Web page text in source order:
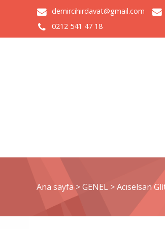
demircihirdavat@gmail.com
0212 541 47 18
Ana sayfa >GENEL >Acıselsan